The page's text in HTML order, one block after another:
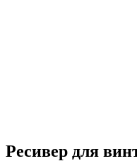
Ресивер для